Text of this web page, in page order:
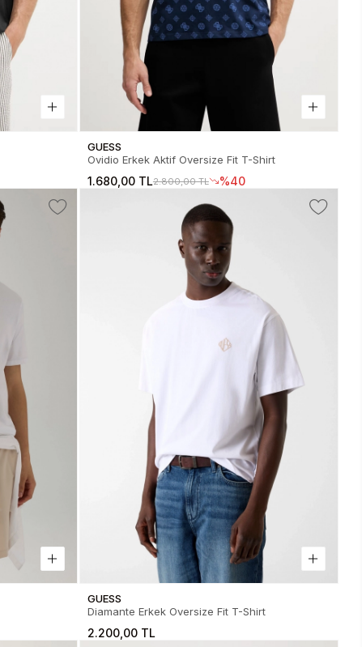
GUESS
Ovidio Erkek Aktif Oversize Fit T-Shirt
1.680,00 TL2.800,00 TL %40
GUESS
Diamante Erkek Oversize Fit T-Shirt
2.200,00 TL